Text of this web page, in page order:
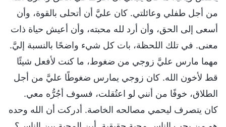
من أجل طفلي وعائلتي. كان عليَّ أن أتحلى بالقوة، وأن
أسعى إلى الحق، وأن أرد لله محبته، وأن أعيش حياة ذات
معنى. في تلك اللحظة، بات كل شيء واضحًا بالنسبة إليَّ.
مهما مارس عليَّ زوجي من ضغوط، ما كنت لأفعل شيئًا
قط لأخون الله. كان زوجي يمارس ضغوطًا عليَّ من أجل
الطلاق، خوفًا من أنني لو اعتُقلت، فسوف أجُرُّه معي.
كان يتصرف ليحمي مصالحه الخاصة. أدركت أن الله وحده